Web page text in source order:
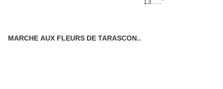
MARCHE AUX FLEURS DE TARASCON..